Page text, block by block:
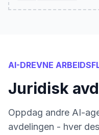
AI-DREVNE
Juridisk
Oppdag andre AI-
avdelingen - hver